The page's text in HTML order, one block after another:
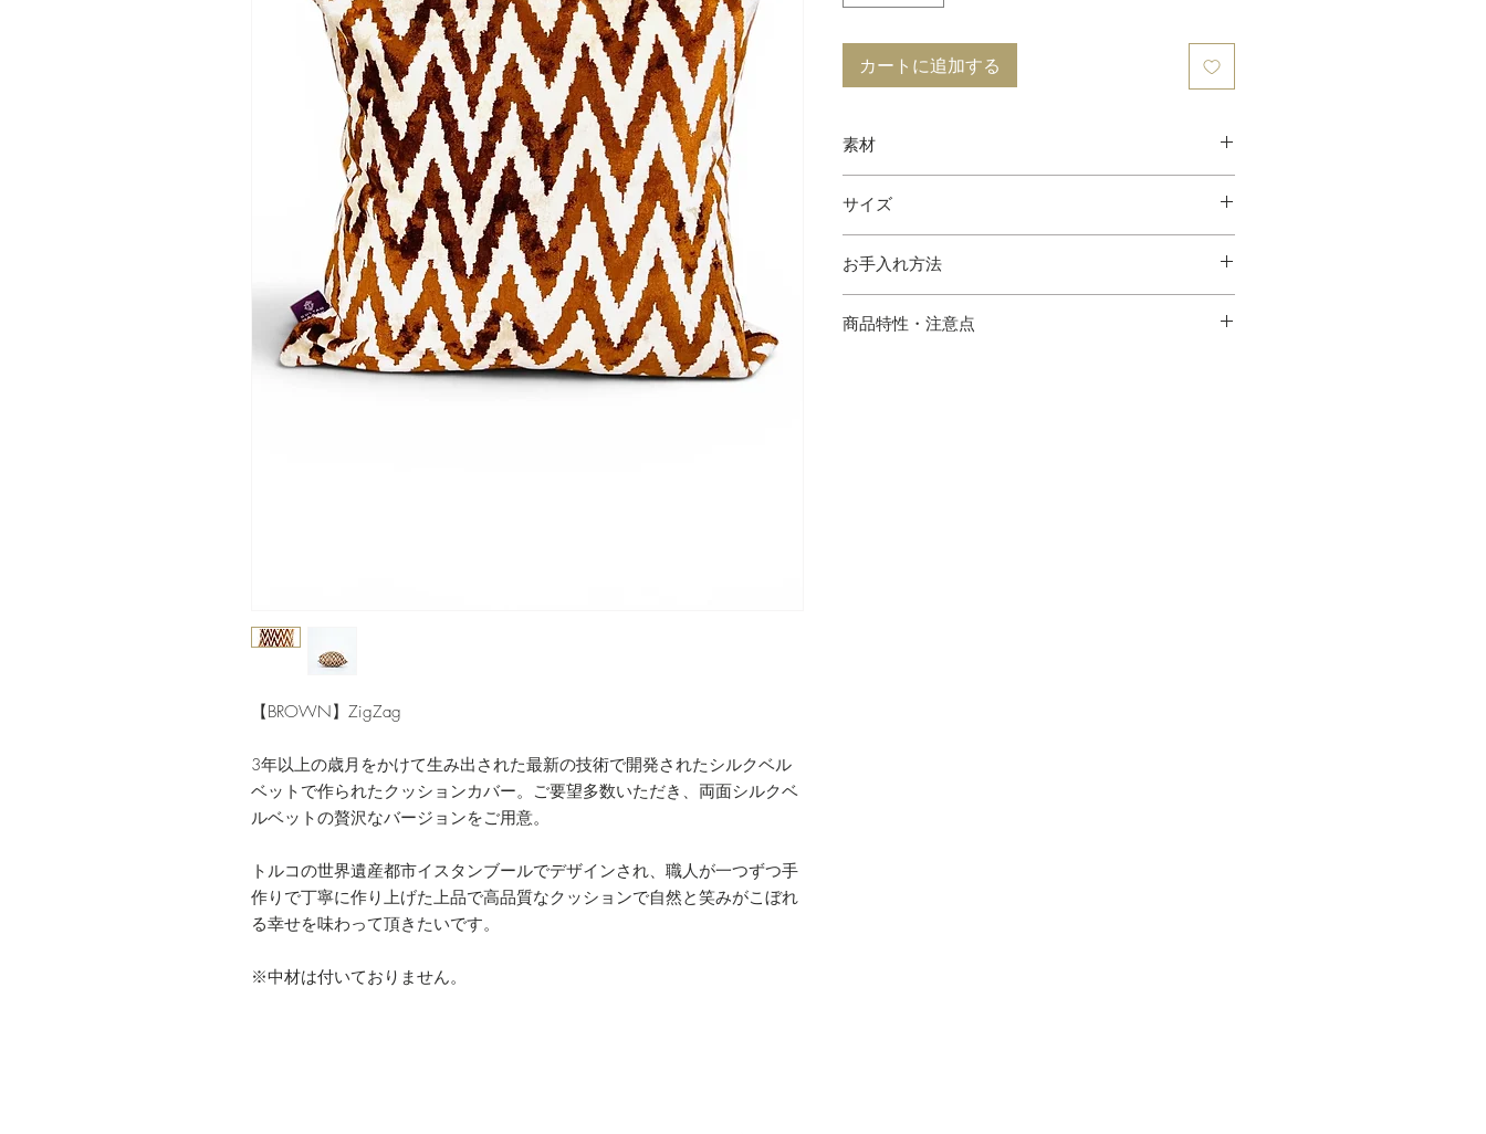
【BROWN】ZigZag
3年以上の歳月をかけて生み出された最新の技術で開発されたシルクベル
ベットで作られたクッションカバー。ご要望多数いただき、両面シルクベ
ルベットの贅沢なバージョンをご用意。
トルコの世界遺産都市イスタンブールでデザインされ、職人が一つずつ手
作りで丁寧に作り上げた上品で高品質なクッションで自然と笑みがこぼれ
る幸せを味わって頂きたいです。
※中材は付いておりません。
カートに追加する
素材
サイズ
お手入れ方法
商品特性・注意点